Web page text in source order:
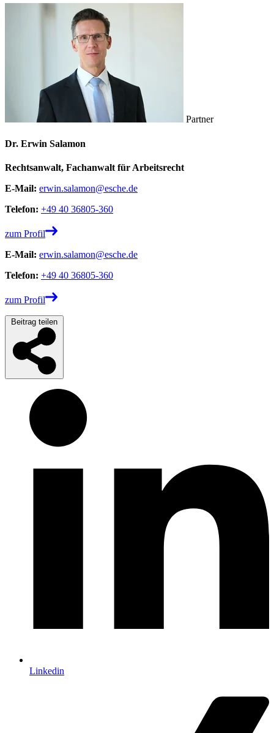
Partner
Dr. Erwin Salamon
Rechtsanwalt, Fachanwalt für Arbeitsrecht
E-Mail: erwin.salamon@esche.de
Telefon: +49 40 36805-360
zum Profil
E-Mail: erwin.salamon@esche.de
Telefon: +49 40 36805-360
zum Profil
Beitrag teilen
Linkedin